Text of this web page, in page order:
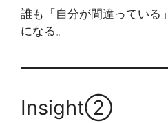
誰も「自分が間違っている
になる。
Insight②